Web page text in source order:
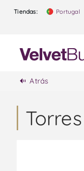
Tiendas: Portugal
Atrás